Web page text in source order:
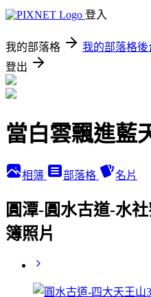
登入
我的部落格 我的部落格後
登出
當白雲飄進藍
相簿 部落格 名片
圓潭-圓水古道-水
簿照片